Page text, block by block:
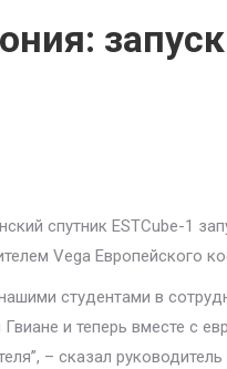
спутник ESTCube-1
Vega Европейского
студентами в
и теперь вместе с
– сказал